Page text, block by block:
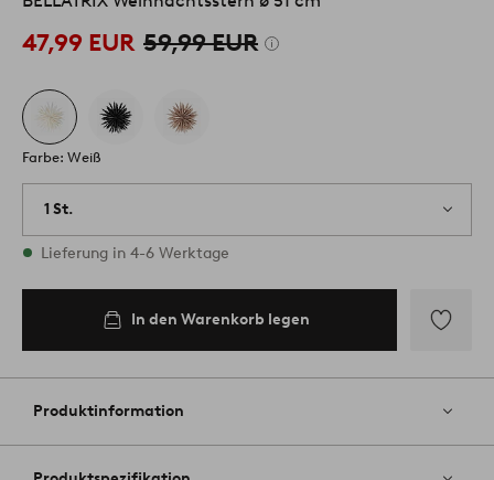
47,99 EUR 59,99 EUR
Farbe: Weiß
1 St.
Vorrätig
Lieferung in 4-6 Werktage
In den Warenkorb legen
Favoriten
Produktinformation